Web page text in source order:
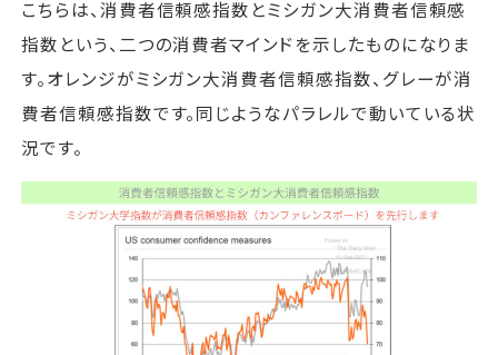
こちらは、消費者信頼感指数とミシガン大消費者信頼感
指数という、二つの消費者マインドを示したものになりま
す。オレンジがミシガン大消費者信頼感指数、グレーが消
費者信頼感指数です。同じようなパラレルで動いている状
況です。